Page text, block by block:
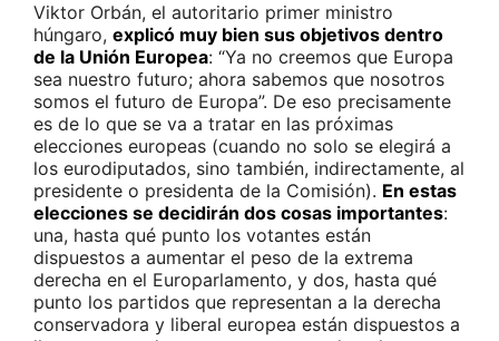
Viktor Orbán, el autoritario primer ministro
húngaro, explicó muy bien sus objetivos dentro
de la Unión Europea: “Ya no creemos que Europa
sea nuestro futuro; ahora sabemos que nosotros
somos el futuro de Europa”. De eso precisamente
es de lo que se va a tratar en las próximas
elecciones europeas (cuando no solo se elegirá a
los eurodiputados, sino también, indirectamente, al
presidente o presidenta de la Comisión). En estas
elecciones se decidirán dos cosas importantes:
una, hasta qué punto los votantes están
dispuestos a aumentar el peso de la extrema
derecha en el Europarlamento, y dos, hasta qué
punto los partidos que representan a la derecha
conservadora y liberal europea están dispuestos a